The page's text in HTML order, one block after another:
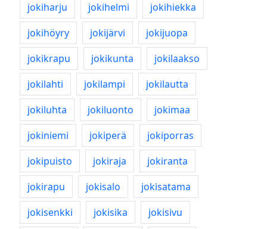
jokiharju
jokihelmi
jokihiekka
jokihöyry
jokijärvi
jokijuopa
jokikrapu
jokikunta
jokilaakso
jokilahti
jokilampi
jokilautta
jokiluhta
jokiluonto
jokimaa
jokiniemi
jokiperä
jokiporras
jokipuisto
jokiraja
jokiranta
jokirapu
jokisalo
jokisatama
jokisenkki
jokisika
jokisivu